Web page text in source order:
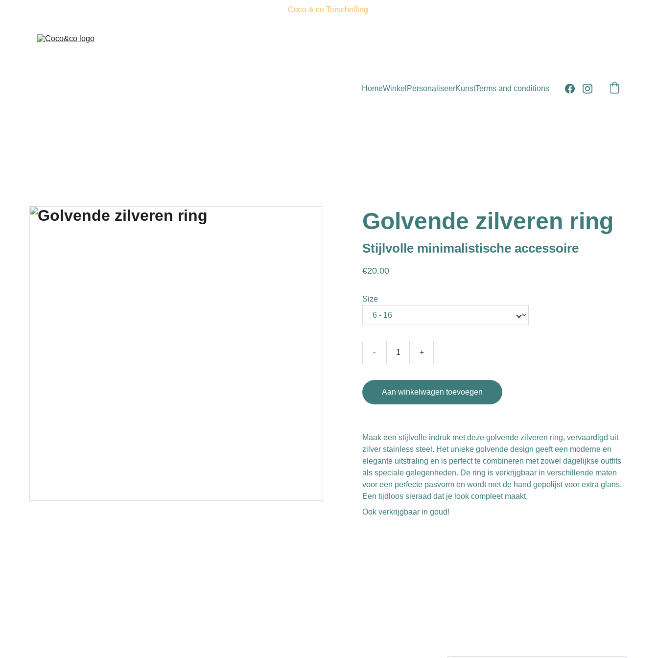
Coco & co Terschelling
HomeWinkel PersonaliseerKunstTerms and conditions
Golvende zilveren ring
Stijlvolle minimalistische accessoire
€20.00
Size
- +
Aan winkelwagen toevoegen
Maak een stijlvolle indruk met deze golvende zilveren ring, vervaardigd uit
zilver stainless steel. Het unieke golvende design geeft een moderne en
elegante uitstraling en is perfect te combineren met zowel dagelijkse outfits
als speciale gelegenheden. De ring is verkrijgbaar in verschillende maten
voor een perfecte pasvorm en wordt met de hand gepolijst voor extra glans.
Een tijdloos sieraad dat je look compleet maakt.
Ook verkrijgbaar in goud!